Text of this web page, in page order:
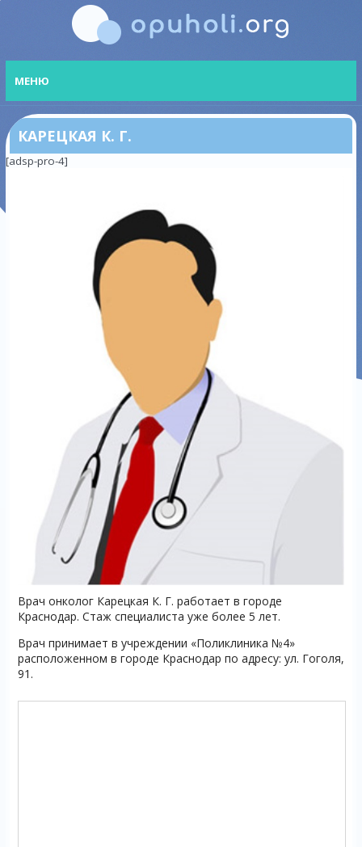
МЕНЮ
КАРЕЦКАЯ К. Г.
[adsp-pro-4]
Врач онколог Карецкая К. Г. работает в городе
Краснодар. Стаж специалиста уже более 5 лет.
Врач принимает в учреждении «Поликлиника №4»
расположенном в городе Краснодар по адресу: ул. Гоголя,
91.